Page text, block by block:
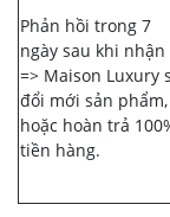
Phản hồi trong 7
ngày sau khi nhận
=> Maison Luxury
đổi mới sản phẩm,
hoặc hoàn trả
tiền hàng.